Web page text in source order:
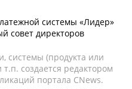
системы «Лидер»
совет директоров
системы (продукта или
создается редактором
портала CNews.